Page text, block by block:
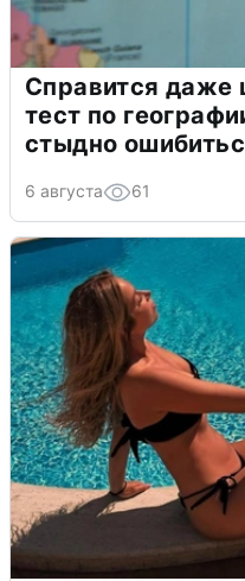
Справится даже
тест по
стыдно
6 августа 61